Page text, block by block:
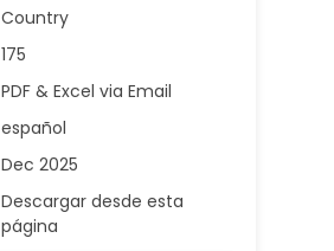
Country
175
PDF & Excel via Email
español
Dec 2025
Descargar desde esta
página